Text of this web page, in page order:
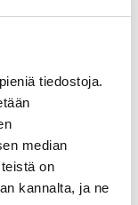
tiedostoja.
median
on
kannalta, ja ne